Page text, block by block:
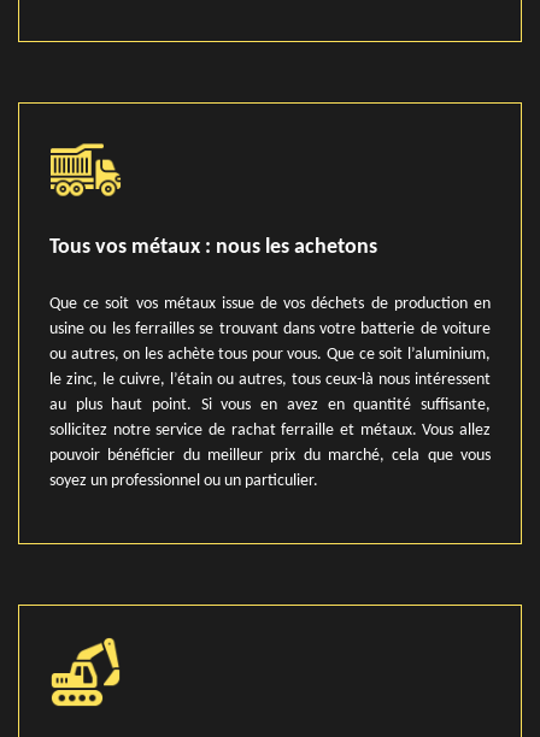
Tous vos métaux : nous les achetons
Que ce soit vos métaux issue de vos déchets de production en
usine ou les ferrailles se trouvant dans votre batterie de voiture
ou autres, on les achète tous pour vous. Que ce soit l’aluminium,
le zinc, le cuivre, l’étain ou autres, tous ceux-là nous intéressent
au plus haut point. Si vous en avez en quantité suffisante,
sollicitez notre service de rachat ferraille et métaux. Vous allez
pouvoir bénéficier du meilleur prix du marché, cela que vous
soyez un professionnel ou un particulier.